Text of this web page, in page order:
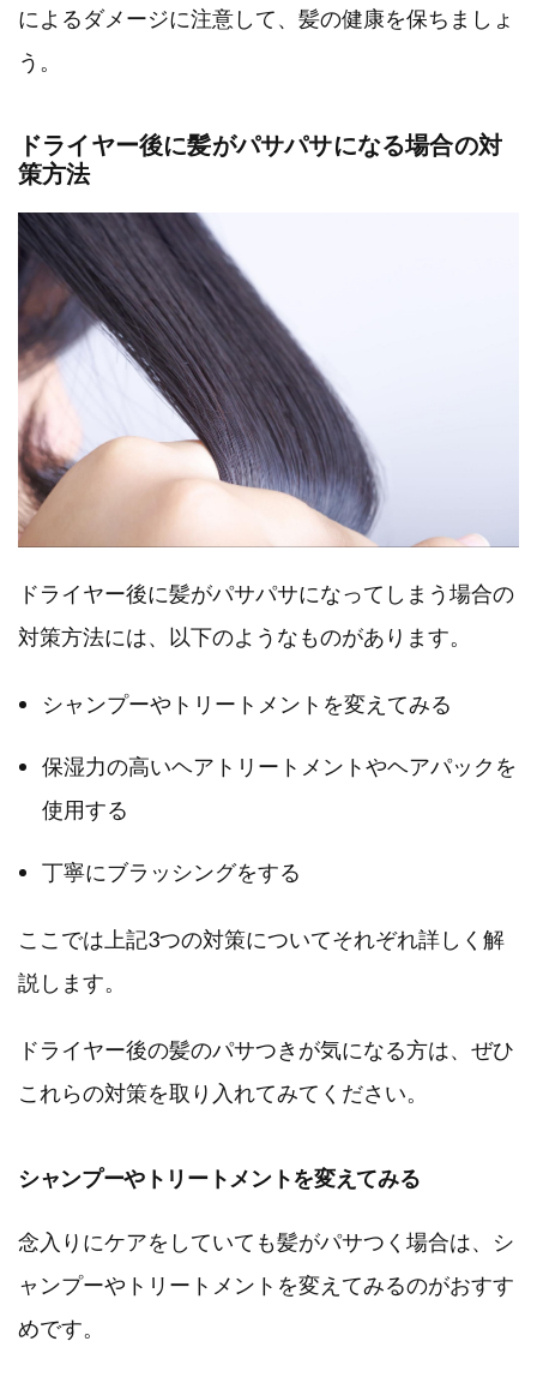
によるダメージに注意して、髪の健康を保ちましょ
う。
ドライヤー後に髪がパサパサになる場合の対
策方法
ドライヤー後に髪がパサパサになってしまう場合の
対策方法には、以下のようなものがあります。
シャンプーやトリートメントを変えてみる
保湿力の高いヘアトリートメントやヘアパックを
使用する
丁寧にブラッシングをする
ここでは上記3つの対策についてそれぞれ詳しく解
説します。
ドライヤー後の髪のパサつきが気になる方は、ぜひ
これらの対策を取り入れてみてください。
シャンプーやトリートメントを変えてみる
念入りにケアをしていても髪がパサつく場合は、シ
ャンプーやトリートメントを変えてみるのがおすす
めです。